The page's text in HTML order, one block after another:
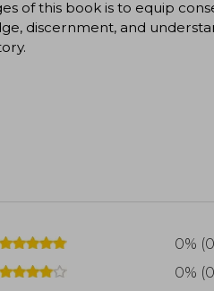
of this book is to equip
discernment, and
0%
0%